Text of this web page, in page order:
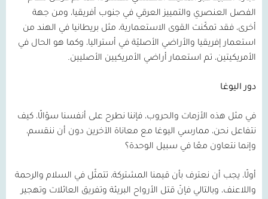
الفصل العنصري والتمييز العرقي في جنوب أفريقيا، ومن جهة
أخرى، فقد تمكّنت القوى الاستعمارية، مثل بريطانيا في الهند من
استعمار إفريقيا والأراضي الأصليّة في أستراليا، وكما هو الحال في
الأمريكيتين، تم استعمار أراضي الأمريكيين الأصليين.
دور اليوغا
في مثل هذه الأزمات والحروب، فإننا نطرح على أنفسنا سؤالًا، كيف
نتفاعل نحن، ممارسي اليوغا مع معاناة الآخرين دون أن ننقسم،
وإنما نتعاون معًا في سبيل الوحدة؟
أولًا، يجب أن نعترف بأن قيمنا المشتركة، تتمثّل في السلام والرحمة
واللاعنف، وبالتالي فإنّ قتل الأرواح البريئة وتفريق العائلات وتهجير